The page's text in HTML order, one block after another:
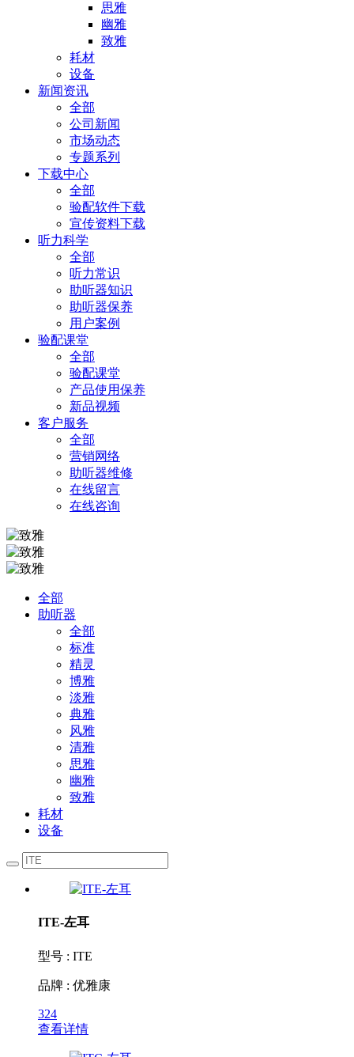
思雅
幽雅
致雅
耗材
设备
新闻资讯
全部
公司新闻
市场动态
专题系列
下载中心
全部
验配软件下载
宣传资料下载
听力科学
全部
听力常识
助听器知识
助听器保养
用户案例
验配课堂
全部
验配课堂
产品使用保养
新品视频
客户服务
全部
营销网络
助听器维修
在线留言
在线咨询
全部
助听器
全部
标准
精灵
博雅
淡雅
典雅
风雅
清雅
思雅
幽雅
致雅
耗材
设备
ITE-左耳
型号 : ITE
品牌 : 优雅康
324
查看详情